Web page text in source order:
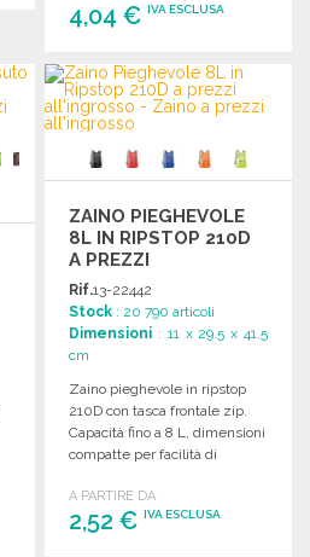
4,04 €IVA ESCLUSA
ORDINARE
Richiedi un preventivo
ZAINO PIEGHEVOLE
8L IN RIPSTOP 210D
A PREZZI
ALL'INGROSSO
Rif.13-22442
Stock : 20 790 articoli
Dimensioni : 11 x 29.5 x 41.5
cm
Zaino pieghevole in ripstop
210D con tasca frontale zip.
Capacità fino a 8 L, dimensioni
compatte per facilità di
A PARTIRE DA
2,52 €IVA ESCLUSA